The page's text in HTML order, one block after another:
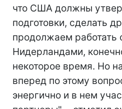
что США должны
подготовки, сделать
продолжаем работать
Нидерландами,
некоторое время. Но
вперед по этому
энергично и в нем